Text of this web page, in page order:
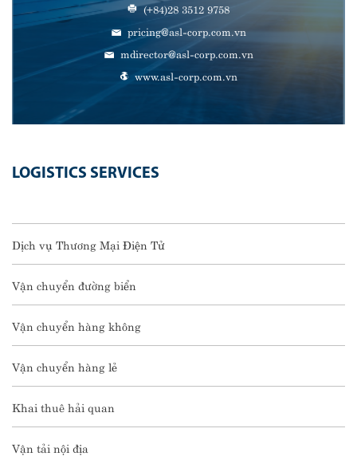
(+84)28 3512 9758
pricing@asl-corp.com.vn
mdirector@asl-corp.com.vn
www.asl-corp.com.vn
LOGISTICS SERVICES
Dịch vụ Thương Mại Điện Tử
Vận chuyển đường biển
Vận chuyển hàng không
Vận chuyển hàng lẻ
Khai thuê hải quan
Vận tải nội địa